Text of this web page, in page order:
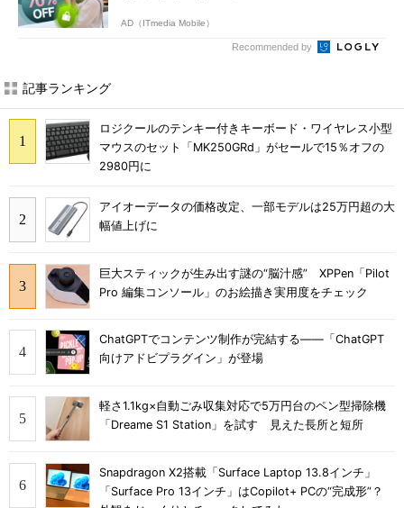
AD（ITmedia Mobile）
Recommended by
記事ランキング
ロジクールのテンキー付きキーボード・ワイヤレス小型
マウスのセット「MK250GRd」がセールで15％オフの
2980円に
アイオーデータの価格改定、一部モデルは25万円超の大
幅値上げに
巨大スティックが生み出す謎の“脳汁感” XPPen「Pilot
Pro 編集コンソール」のお絵描き実用度をチェック
ChatGPTでコンテンツ制作が完結する――「ChatGPT
向けアドビプラグイン」が登場
軽さ1.1kg×自動ごみ収集対応で5万円台のペン型掃除機
「Dreame S1 Station」を試す 見えた長所と短所
Snapdragon X2搭載「Surface Laptop 13.8インチ」
「Surface Pro 13インチ」はCopilot+ PCの“完成形”？